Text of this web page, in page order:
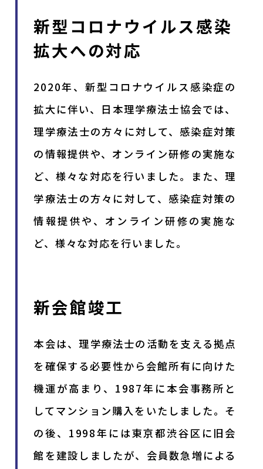
新型コロナウイルス感染
拡大への対応
2020年、新型コロナウイルス感染症の
拡大に伴い、日本理学療法士協会では、
理学療法士の方々に対して、感染症対策
の情報提供や、オンライン研修の実施な
ど、様々な対応を行いました。また、理
学療法士の方々に対して、感染症対策の
情報提供や、オンライン研修の実施な
ど、様々な対応を行いました。
新会館竣工
本会は、理学療法士の活動を支える拠点
を確保する必要性から会館所有に向けた
機運が高まり、1987年に本会事務所と
してマンション購入をいたしました。そ
の後、1998年には東京都渋谷区に旧会
館を建設しましたが、会員数急増による